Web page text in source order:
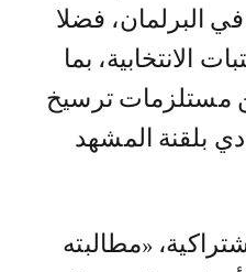
في البرلمان، فضلا
الانتخابية، بما
مستلزمات ترسيخ
بلقنة المشهد
«مطالبته